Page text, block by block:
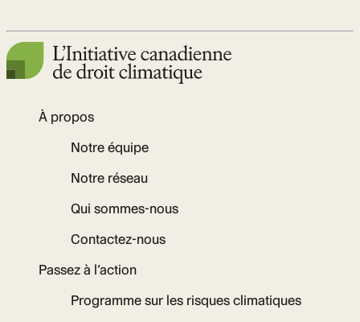
À propos
Notre équipe
Notre réseau
Qui sommes-nous
Contactez-nous
Passez à l’action
Programme sur les risques climatiques